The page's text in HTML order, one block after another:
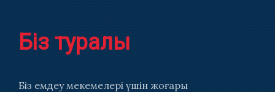
Біз туралы
Біз емдеу мекемелері үшін жоғары